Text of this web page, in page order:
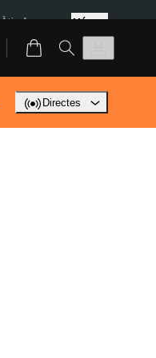
Àtic Ayuso Més
Directes